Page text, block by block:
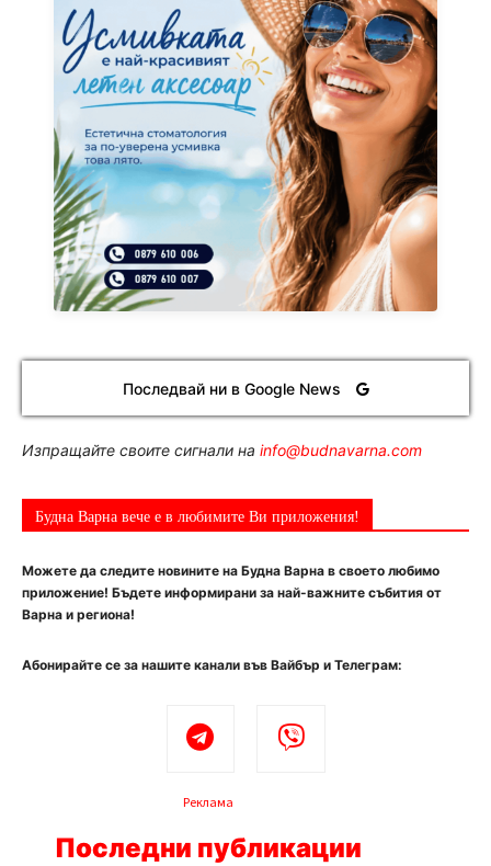
Последвай ни в Google News
Изпращайте своите сигнали на info@budnavarna.com
Будна Варна вече е в любимите Ви приложения!
Можете да следите новините на Будна Варна в своето любимо
приложение! Бъдете информирани за най-важните събития от
Варна и региона!
Абонирайте се за нашите канали във Вайбър и Телеграм:
Реклама
Последни публикации